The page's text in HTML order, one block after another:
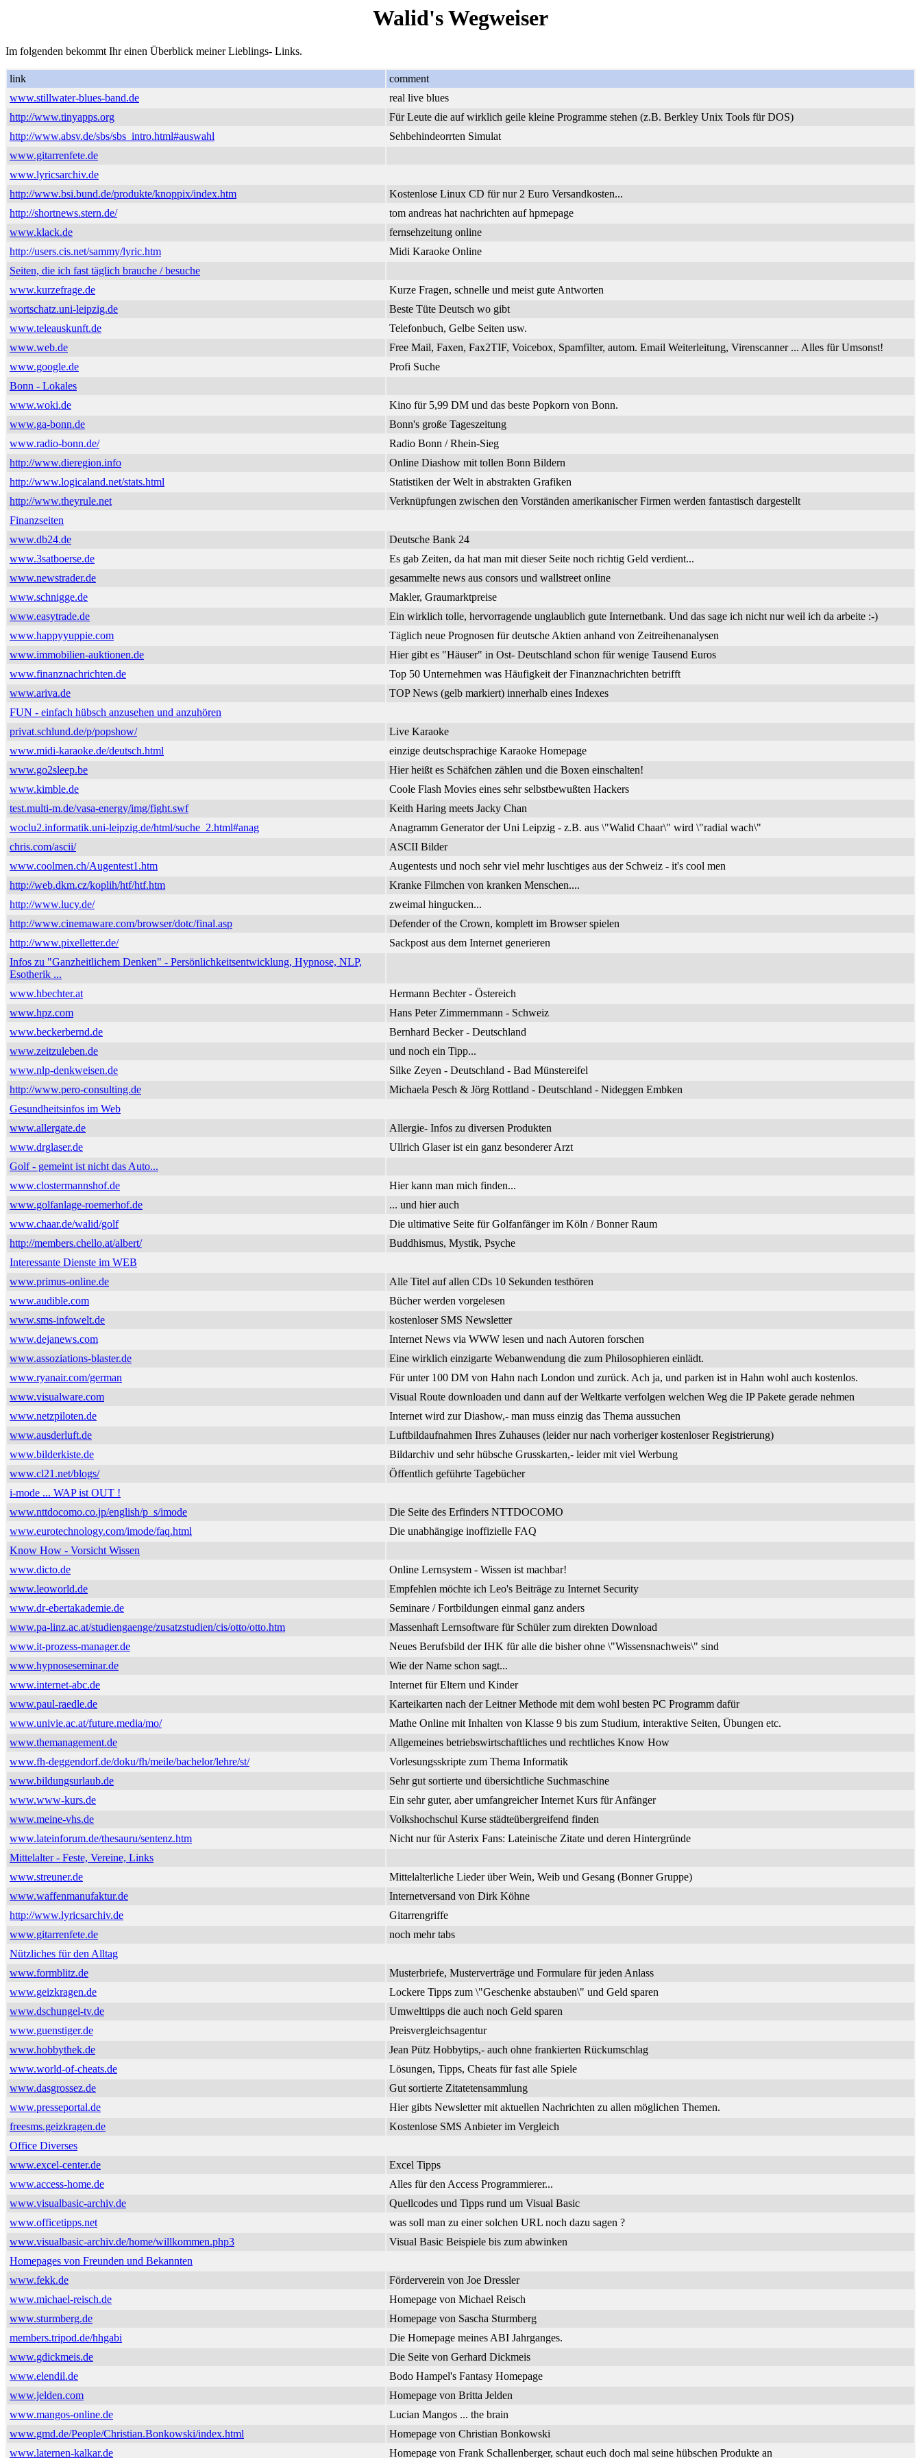
Walid's Wegweiser
Im folgenden bekommt Ihr einen Überblick meiner Lieblings- Links.
link
comment
www.stillwater-blues-band.de
real live blues
http://www.tinyapps.org
Für Leute die auf wirklich geile kleine Programme stehen (z.B. Berkley Unix Tools für DOS)
http://www.absv.de/sbs/sbs_intro.html#auswahl
Sehbehindeorrten Simulat
www.gitarrenfete.de
www.lyricsarchiv.de
http://www.bsi.bund.de/produkte/knoppix/index.htm
Kostenlose Linux CD für nur 2 Euro Versandkosten...
http://shortnews.stern.de/
tom andreas hat nachrichten auf hpmepage
www.klack.de
fernsehzeitung online
http://users.cis.net/sammy/lyric.htm
Midi Karaoke Online
Seiten, die ich fast täglich brauche / besuche
www.kurzefrage.de
Kurze Fragen, schnelle und meist gute Antworten
wortschatz.uni-leipzig.de
Beste Tüte Deutsch wo gibt
www.teleauskunft.de
Telefonbuch, Gelbe Seiten usw.
www.web.de
Free Mail, Faxen, Fax2TIF, Voicebox, Spamfilter, autom. Email Weiterleitung, Virenscanner ... Alles für Umsonst!
www.google.de
Profi Suche
Bonn - Lokales
www.woki.de
Kino für 5,99 DM und das beste Popkorn von Bonn.
www.ga-bonn.de
Bonn's große Tageszeitung
www.radio-bonn.de/
Radio Bonn / Rhein-Sieg
http://www.dieregion.info
Online Diashow mit tollen Bonn Bildern
http://www.logicaland.net/stats.html
Statistiken der Welt in abstrakten Grafiken
http://www.theyrule.net
Verknüpfungen zwischen den Vorständen amerikanischer Firmen werden fantastisch dargestellt
Finanzseiten
www.db24.de
Deutsche Bank 24
www.3satboerse.de
Es gab Zeiten, da hat man mit dieser Seite noch richtig Geld verdient...
www.newstrader.de
gesammelte news aus consors und wallstreet online
www.schnigge.de
Makler, Graumarktpreise
www.easytrade.de
Ein wirklich tolle, hervorragende unglaublich gute Internetbank. Und das sage ich nicht nur weil ich da arbeite :-)
www.happyyuppie.com
Täglich neue Prognosen für deutsche Aktien anhand von Zeitreihenanalysen
www.immobilien-auktionen.de
Hier gibt es "Häuser" in Ost- Deutschland schon für wenige Tausend Euros
www.finanznachrichten.de
Top 50 Unternehmen was Häufigkeit der Finanznachrichten betrifft
www.ariva.de
TOP News (gelb markiert) innerhalb eines Indexes
FUN - einfach hübsch anzusehen und anzuhören
privat.schlund.de/p/popshow/
Live Karaoke
www.midi-karaoke.de/deutsch.html
einzige deutschsprachige Karaoke Homepage
www.go2sleep.be
Hier heißt es Schäfchen zählen und die Boxen einschalten!
www.kimble.de
Coole Flash Movies eines sehr selbstbewußten Hackers
test.multi-m.de/vasa-energy/img/fight.swf
Keith Haring meets Jacky Chan
woclu2.informatik.uni-leipzig.de/html/suche_2.html#anag
Anagramm Generator der Uni Leipzig - z.B. aus \"Walid Chaar\" wird \"radial wach\"
chris.com/ascii/
ASCII Bilder
www.coolmen.ch/Augentest1.htm
Augentests und noch sehr viel mehr luschtiges aus der Schweiz - it's cool men
http://web.dkm.cz/koplih/htf/htf.htm
Kranke Filmchen von kranken Menschen....
http://www.lucy.de/
zweimal hingucken...
http://www.cinemaware.com/browser/dotc/final.asp
Defender of the Crown, komplett im Browser spielen
http://www.pixelletter.de/
Sackpost aus dem Internet generieren
Infos zu "Ganzheitlichem Denken" - Persönlichkeitsentwicklung, Hypnose, NLP,
Esotherik ...
www.hbechter.at
Hermann Bechter - Östereich
www.hpz.com
Hans Peter Zimmernmann - Schweiz
www.beckerbernd.de
Bernhard Becker - Deutschland
www.zeitzuleben.de
und noch ein Tipp...
www.nlp-denkweisen.de
Silke Zeyen - Deutschland - Bad Münstereifel
http://www.pero-consulting.de
Michaela Pesch & Jörg Rottland - Deutschland - Nideggen Embken
Gesundheitsinfos im Web
www.allergate.de
Allergie- Infos zu diversen Produkten
www.drglaser.de
Ullrich Glaser ist ein ganz besonderer Arzt
Golf - gemeint ist nicht das Auto...
www.clostermannshof.de
Hier kann man mich finden...
www.golfanlage-roemerhof.de
... und hier auch
www.chaar.de/walid/golf
Die ultimative Seite für Golfanfänger im Köln / Bonner Raum
http://members.chello.at/albert/
Buddhismus, Mystik, Psyche
Interessante Dienste im WEB
www.primus-online.de
Alle Titel auf allen CDs 10 Sekunden testhören
www.audible.com
Bücher werden vorgelesen
www.sms-infowelt.de
kostenloser SMS Newsletter
www.dejanews.com
Internet News via WWW lesen und nach Autoren forschen
www.assoziations-blaster.de
Eine wirklich einzigarte Webanwendung die zum Philosophieren einlädt.
www.ryanair.com/german
Für unter 100 DM von Hahn nach London und zurück. Ach ja, und parken ist in Hahn wohl auch kostenlos.
www.visualware.com
Visual Route downloaden und dann auf der Weltkarte verfolgen welchen Weg die IP Pakete gerade nehmen
www.netzpiloten.de
Internet wird zur Diashow,- man muss einzig das Thema aussuchen
www.ausderluft.de
Luftbildaufnahmen Ihres Zuhauses (leider nur nach vorheriger kostenloser Registrierung)
www.bilderkiste.de
Bildarchiv und sehr hübsche Grusskarten,- leider mit viel Werbung
www.cl21.net/blogs/
Öffentlich geführte Tagebücher
i-mode ... WAP ist OUT !
www.nttdocomo.co.jp/english/p_s/imode
Die Seite des Erfinders NTTDOCOMO
www.eurotechnology.com/imode/faq.html
Die unabhängige inoffizielle FAQ
Know How - Vorsicht Wissen
www.dicto.de
Online Lernsystem - Wissen ist machbar!
www.leoworld.de
Empfehlen möchte ich Leo's Beiträge zu Internet Security
www.dr-ebertakademie.de
Seminare / Fortbildungen einmal ganz anders
www.pa-linz.ac.at/studiengaenge/zusatzstudien/cis/otto/otto.htm
Massenhaft Lernsoftware für Schüler zum direkten Download
www.it-prozess-manager.de
Neues Berufsbild der IHK für alle die bisher ohne \"Wissensnachweis\" sind
www.hypnoseseminar.de
Wie der Name schon sagt...
www.internet-abc.de
Internet für Eltern und Kinder
www.paul-raedle.de
Karteikarten nach der Leitner Methode mit dem wohl besten PC Programm dafür
www.univie.ac.at/future.media/mo/
Mathe Online mit Inhalten von Klasse 9 bis zum Studium, interaktive Seiten, Übungen etc.
www.themanagement.de
Allgemeines betriebswirtschaftliches und rechtliches Know How
www.fh-deggendorf.de/doku/fh/meile/bachelor/lehre/st/
Vorlesungsskripte zum Thema Informatik
www.bildungsurlaub.de
Sehr gut sortierte und übersichtliche Suchmaschine
www.www-kurs.de
Ein sehr guter, aber umfangreicher Internet Kurs für Anfänger
www.meine-vhs.de
Volkshochschul Kurse städteübergreifend finden
www.lateinforum.de/thesauru/sentenz.htm
Nicht nur für Asterix Fans: Lateinische Zitate und deren Hintergründe
Mittelalter - Feste, Vereine, Links
www.streuner.de
Mittelalterliche Lieder über Wein, Weib und Gesang (Bonner Gruppe)
www.waffenmanufaktur.de
Internetversand von Dirk Köhne
http://www.lyricsarchiv.de
Gitarrengriffe
www.gitarrenfete.de
noch mehr tabs
Nützliches für den Alltag
www.formblitz.de
Musterbriefe, Musterverträge und Formulare für jeden Anlass
www.geizkragen.de
Lockere Tipps zum \"Geschenke abstauben\" und Geld sparen
www.dschungel-tv.de
Umwelttipps die auch noch Geld sparen
www.guenstiger.de
Preisvergleichsagentur
www.hobbythek.de
Jean Pütz Hobbytips,- auch ohne frankierten Rückumschlag
www.world-of-cheats.de
Lösungen, Tipps, Cheats für fast alle Spiele
www.dasgrossez.de
Gut sortierte Zitatetensammlung
www.presseportal.de
Hier gibts Newsletter mit aktuellen Nachrichten zu allen möglichen Themen.
freesms.geizkragen.de
Kostenlose SMS Anbieter im Vergleich
Office Diverses
www.excel-center.de
Excel Tipps
www.access-home.de
Alles für den Access Programmierer...
www.visualbasic-archiv.de
Quellcodes und Tipps rund um Visual Basic
www.officetipps.net
was soll man zu einer solchen URL noch dazu sagen ?
www.visualbasic-archiv.de/home/willkommen.php3
Visual Basic Beispiele bis zum abwinken
Homepages von Freunden und Bekannten
www.fekk.de
Förderverein von Joe Dressler
www.michael-reisch.de
Homepage von Michael Reisch
www.sturmberg.de
Homepage von Sascha Sturmberg
members.tripod.de/hhgabi
Die Homepage meines ABI Jahrganges.
www.gdickmeis.de
Die Seite von Gerhard Dickmeis
www.elendil.de
Bodo Hampel's Fantasy Homepage
www.jelden.com
Homepage von Britta Jelden
www.mangos-online.de
Lucian Mangos ... the brain
www.gmd.de/People/Christian.Bonkowski/index.html
Homepage von Christian Bonkowski
www.laternen-kalkar.de
Homepage von Frank Schallenberger, schaut euch doch mal seine hübschen Produkte an